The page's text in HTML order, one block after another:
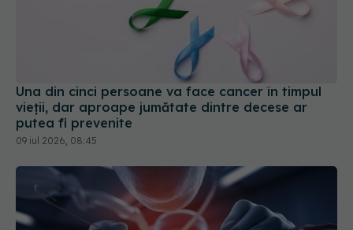
Una din cinci persoane va face cancer în timpul
vieții, dar aproape jumătate dintre decese ar
putea fi prevenite
09 iul 2026, 08:45